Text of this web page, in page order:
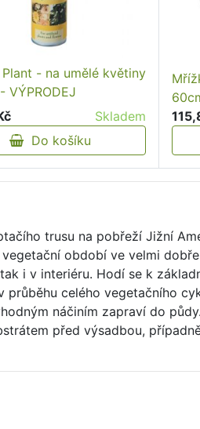
- na umělé květiny
VÝPRODEJ
Skladem
Do košíku
trusu na pobřeží Jižní
období ve velmi
i v interiéru. Hodí se k
celého vegetačního
náčiním zapraví do
před výsadbou,